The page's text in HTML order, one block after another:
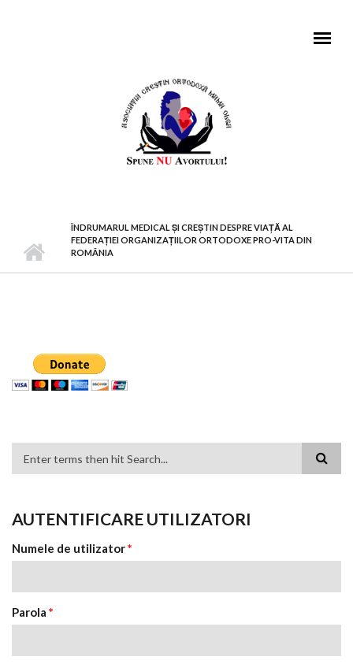
ÎNDRUMARUL MEDICAL ŞI CREŞTIN DESPRE VIAŢĂ AL
FEDERAŢIEI ORGANIZAŢIILOR ORTODOXE PRO-VITA DIN
ROMÂNIA
FORMULAR DE CĂUTARE
AUTENTIFICARE UTILIZATORI
Numele de utilizator*
Parola *